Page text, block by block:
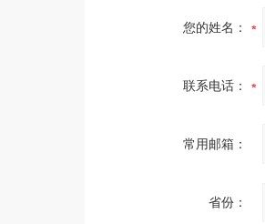
您的姓名：
联系电话：
常用邮箱：
省份：